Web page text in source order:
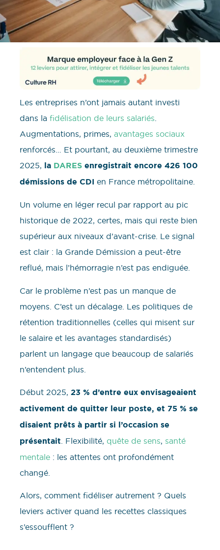
Les entreprises n’ont jamais autant investi
dans la fidélisation de leurs salariés
Augmentations, primes, avantages sociaux
renforcés… Et pourtant, au deuxième trimestre
2025, la DARES enregistrait encore 426 100
démissions de CDI en France métropolitaine.
Un volume en léger recul par rapport au pic
historique de 2022, certes, mais qui reste bien
supérieur aux niveaux d’avant-crise. Le signal
est clair : la Grande Démission a peut-être
reflué, mais l’hémorragie n’est pas endiguée.
Car le problème n’est pas un manque de
moyens. C’est un décalage. Les politiques de
rétention traditionnelles (celles qui misent sur
le salaire et les avantages standardisés)
parlent un langage que beaucoup de salariés
n’entendent plus.
Début 2025, 23 % d’entre eux envisageaient
activement de quitter leur poste, et 75 % se
disaient prêts à partir si l’occasion se
présentait . Flexibilité, quête de sens, santé
mentale : les attentes ont profondément
changé.
Alors, comment fidéliser autrement ? Quels
leviers activer quand les recettes classiques
s’essoufflent ?